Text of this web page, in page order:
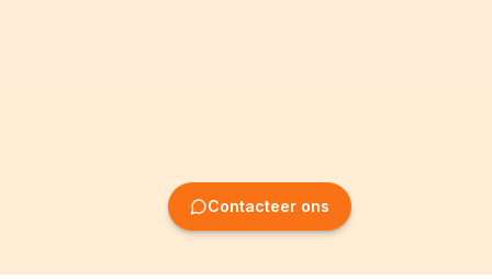
Contacteer ons